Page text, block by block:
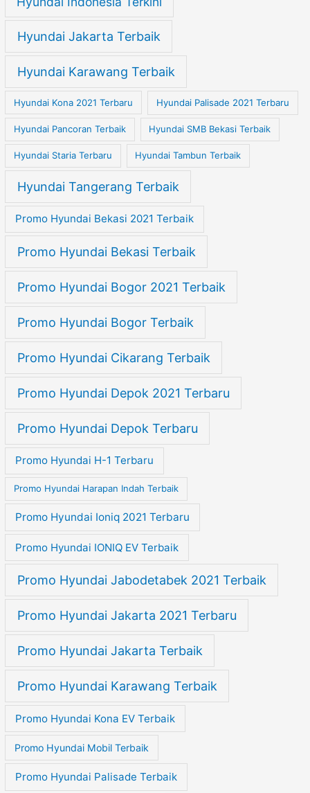
Hyundai Jakarta Terbaik
Hyundai Karawang Terbaik
Hyundai Kona 2021 Terbaru Hyundai Palisade 2021 Terbaru
Hyundai Pancoran Terbaik Hyundai SMB Bekasi Terbaik
Hyundai Staria Terbaru Hyundai Tambun Terbaik
Hyundai Tangerang Terbaik
Promo Hyundai Bekasi 2021 Terbaik
Promo Hyundai Bekasi Terbaik
Promo Hyundai Bogor 2021 Terbaik
Promo Hyundai Bogor Terbaik
Promo Hyundai Cikarang Terbaik
Promo Hyundai Depok 2021 Terbaru
Promo Hyundai Depok Terbaru
Promo Hyundai H-1 Terbaru
Promo Hyundai Harapan Indah Terbaik
Promo Hyundai Ioniq 2021 Terbaru
Promo Hyundai IONIQ EV Terbaik
Promo Hyundai Jabodetabek 2021 Terbaik
Promo Hyundai Jakarta 2021 Terbaru
Promo Hyundai Jakarta Terbaik
Promo Hyundai Karawang Terbaik
Promo Hyundai Kona EV Terbaik
Promo Hyundai Mobil Terbaik
Promo Hyundai Palisade Terbaik